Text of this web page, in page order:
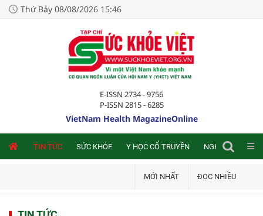
Thứ Bảy 08/08/2026 15:46
E-ISSN 2734 - 9756
P-ISSN 2815 - 6285
VietNam Health MagazineOnline
TIN TỨC SỨC KHỎE Y HỌC CỔ TRUYỀN NGHIÊN CỨU
MỚI NHẤT ĐỌC NHIỀU